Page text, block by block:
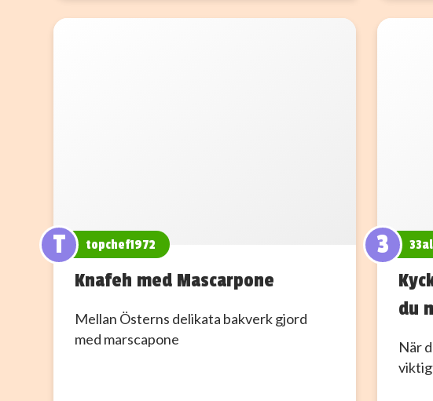
T topchef1972
Knafeh med Mascarpone
Mellan Österns delikata bakverk gjord
med marscapone
3
du
När